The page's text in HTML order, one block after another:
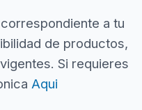
a tu
de productos,
Si requieres
Aqui